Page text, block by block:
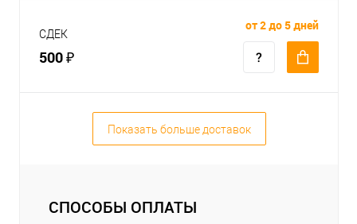
СДЕК
500 ₽
от 2 до 5 дней
Показать больше доставок
СПОСОБЫ ОПЛАТЫ